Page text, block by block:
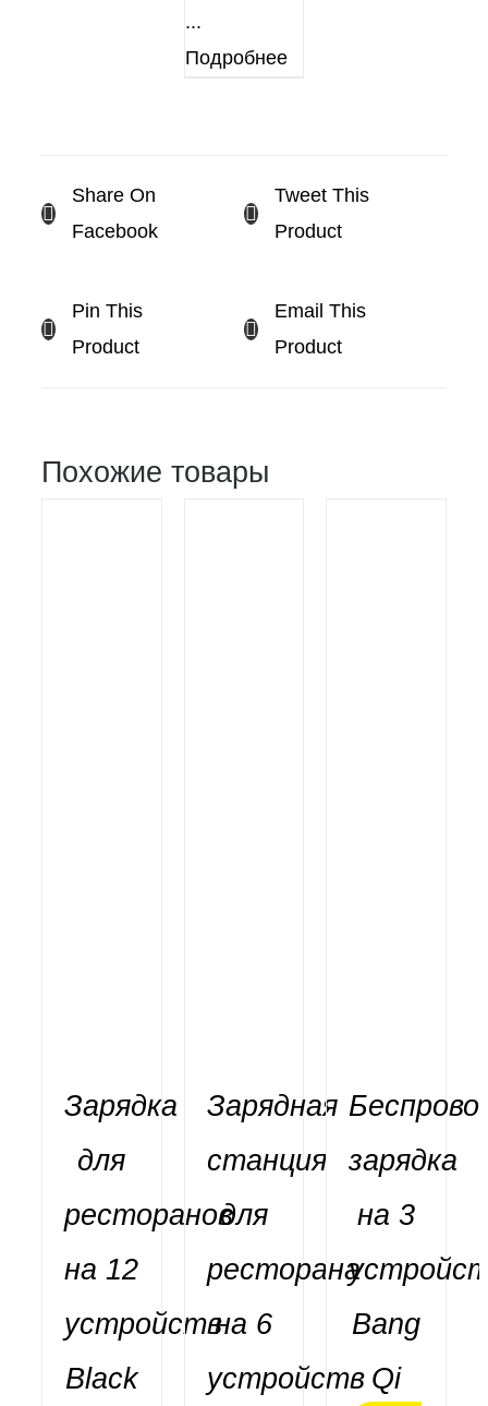
...
Подробнее
Share On
Facebook
Tweet This
Product
Pin This
Product
Email This
Product
Похожие товары
ДЕТАЛИ
Зарядка
для
ресторанов
на 12
устройств
Black
Зарядная
станция
для
ресторана
на 6
устройств
Оценка
5.00из 5
зарядка
на 3
Bang
Qi